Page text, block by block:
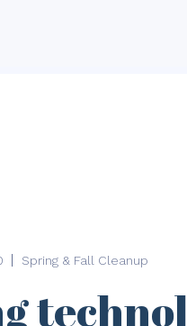
Spring & Fall Cleanup